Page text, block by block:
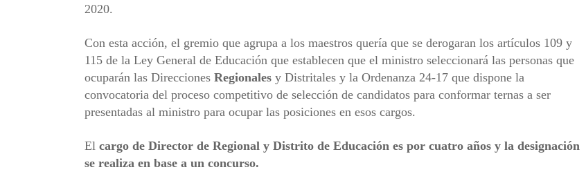
2020.
Con esta acción, el gremio que agrupa a los maestros quería que se derogaran los artículos 109 y
115 de la Ley General de Educación que establecen que el ministro seleccionará las personas que
ocuparán las Direcciones Regionales y Distritales y la Ordenanza 24-17 que dispone la
convocatoria del proceso competitivo de selección de candidatos para conformar ternas a ser
presentadas al ministro para ocupar las posiciones en esos cargos.
El cargo de Director de Regional y Distrito de Educación es por cuatro años y la designación
se realiza en base a un concurso.